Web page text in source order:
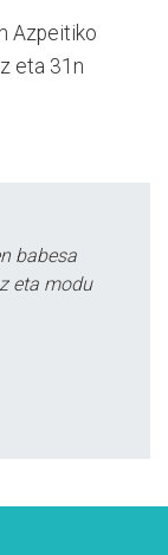
Azpeitiko
eta 31n
babesa
eta modu